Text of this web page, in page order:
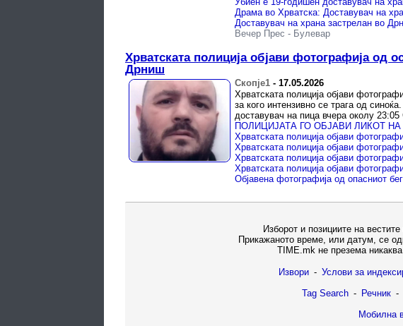
Вечер Прес - Булевар
Хрватската полиција објави фотографија од
Дрниш
Скопје1 - 17.05.2026
Хрватската полиција објави
за кого интензивно се трага од
доставувач на пица вчера околу
Изборот и позициите на
Прикажаното време, или датум, се
TIME.mk не презема
Извори - Услови за
Tag Search - Речник -
Мобилна